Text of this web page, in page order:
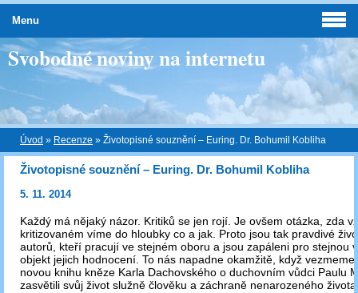
Svobodné noviny na internetu
Úvod » Recenze » Životopisné souznění – Euring. Dr. Bohumil Kobliha
Životopisné souznění – Euring. Dr. Bohumil Kobliha
5. 11. 2014
Každý má nějaký názor. Kritiků se jen rojí. Je ovšem otázka, zda
kritizovaném víme do hloubky co a jak. Proto jsou tak pravdivé
autorů, kteří pracují ve stejném oboru a jsou zapáleni pro stejnou
objekt jejich hodnocení. To nás napadne okamžitě, když vezmeme
novou knihu kněze Karla Dachovského o duchovním vůdci Paulu
zasvětili svůj život služně člověku a záchraně nenarozeného
Menu